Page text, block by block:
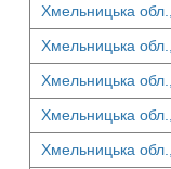
Хмельницька
Хмельницька
Хмельницька
Хмельницька
Хмельницька